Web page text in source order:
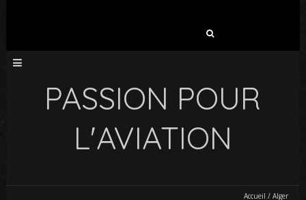
PASSION POUR
L'AVIATION
Accueil / Alger